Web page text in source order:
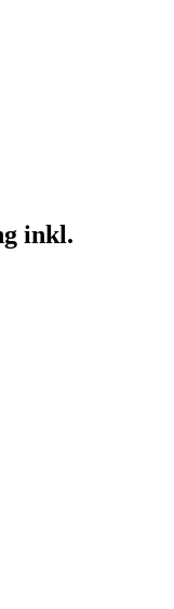
inkl.